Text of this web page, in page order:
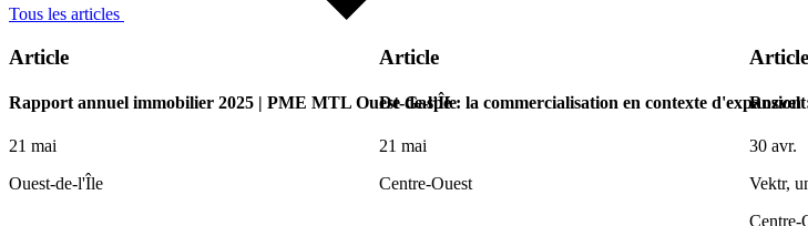
Tous les articles
Article
Rapport annuel immobilier 2025 | PME MTL Ouest-de-l’Île
21 mai
Ouest-de-l'Île
Article
De Gaspé : la commercialisation en contexte d'expansion
21 mai
Centre-Ouest
Article
30 avr.
Vektr,
Centre-